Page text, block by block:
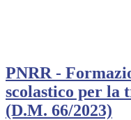
PNRR -
scolastico per la
(D.M. 66/2023)